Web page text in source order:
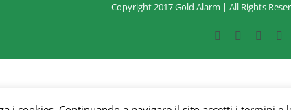
Copyright 2017 Gold Alarm | All Rights
FacebookGoogle+